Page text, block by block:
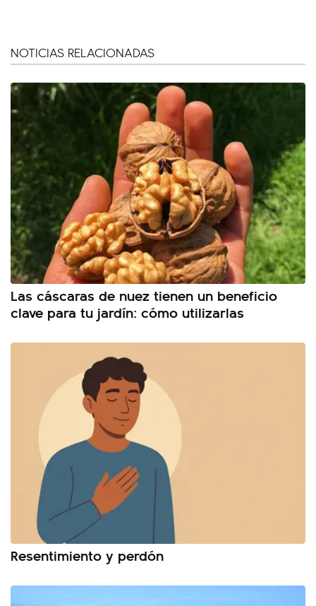
NOTICIAS RELACIONADAS
Las cáscaras de nuez tienen un beneficio
clave para tu jardín: cómo utilizarlas
Resentimiento y perdón